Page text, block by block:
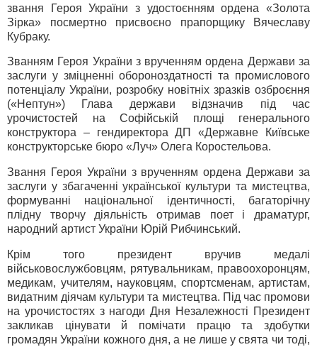
звання Героя України з удостоєнням ордена «Золота
Зірка» посмертно присвоєно прапорщику Вячеславу
Кубраку.
Званням Героя України з врученням ордена Держави за
заслуги у зміцненні обороноздатності та промислового
потенціалу України, розробку новітніх зразків озброєння
(«Нептун») Глава держави відзначив під час
урочистостей на Софійській площі генерального
конструктора – гендиректора ДП «Державне Київське
конструкторське бюро «Луч» Олега Коростельова.
Звання Героя України з врученням ордена Держави за
заслуги у збагаченні української культури та мистецтва,
формуванні національної ідентичності, багаторічну
плідну творчу діяльність отримав поет і драматург,
народний артист України Юрій Рибчинський.
Крім того президент вручив медалі
військовослужбовцям, рятувальникам, правоохоронцям,
медикам, учителям, науковцям, спортсменам, артистам,
видатним діячам культури та мистецтва. Під час промови
на урочистостях з нагоди Дня Незалежності Президент
закликав цінувати й помічати працю та здобутки
громадян України кожного дня, а не лише у свята чи тоді,